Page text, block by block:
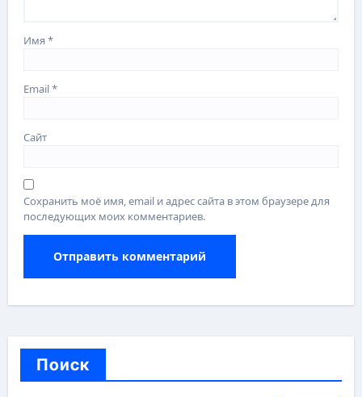
Имя*
Email*
Сайт
Сохранить моё имя, email и адрес сайта в этом браузере для
последующих моих комментариев.
Поиск